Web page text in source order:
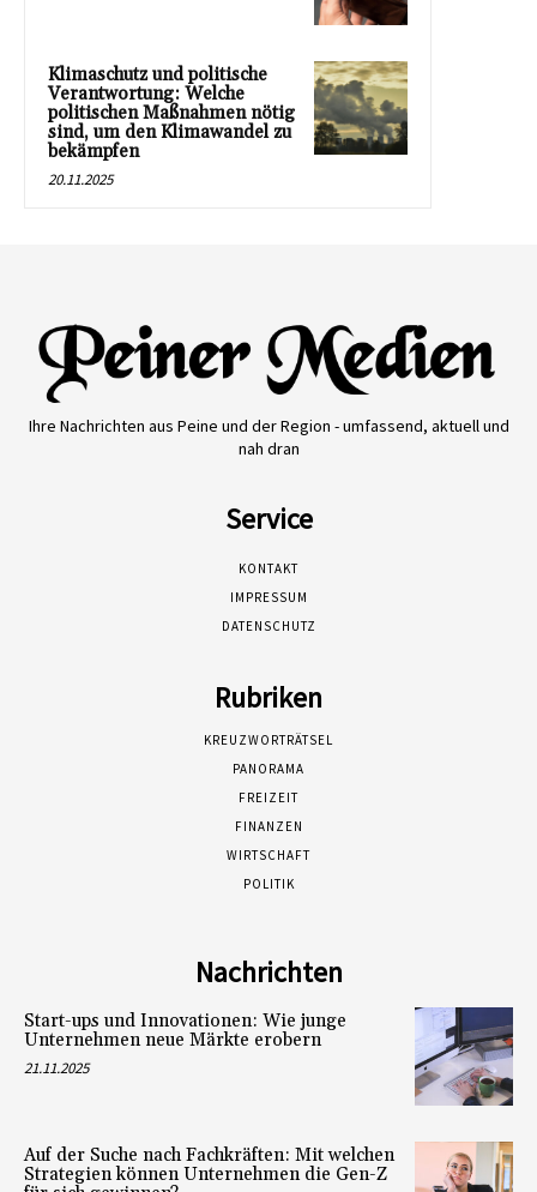
Klimaschutz und politische
Verantwortung: Welche
politischen Maßnahmen nötig
sind, um den Klimawandel zu
bekämpfen
20.11.2025
Ihre Nachrichten aus Peine und der Region - umfassend, aktuell und
nah dran
Service
KONTAKT
IMPRESSUM
DATENSCHUTZ
Rubriken
KREUZWORTRÄTSEL
PANORAMA
FREIZEIT
FINANZEN
WIRTSCHAFT
POLITIK
Nachrichten
Start-ups und Innovationen: Wie junge
Unternehmen neue Märkte erobern
21.11.2025
Auf der Suche nach Fachkräften: Mit welchen
Strategien können Unternehmen die Gen-Z